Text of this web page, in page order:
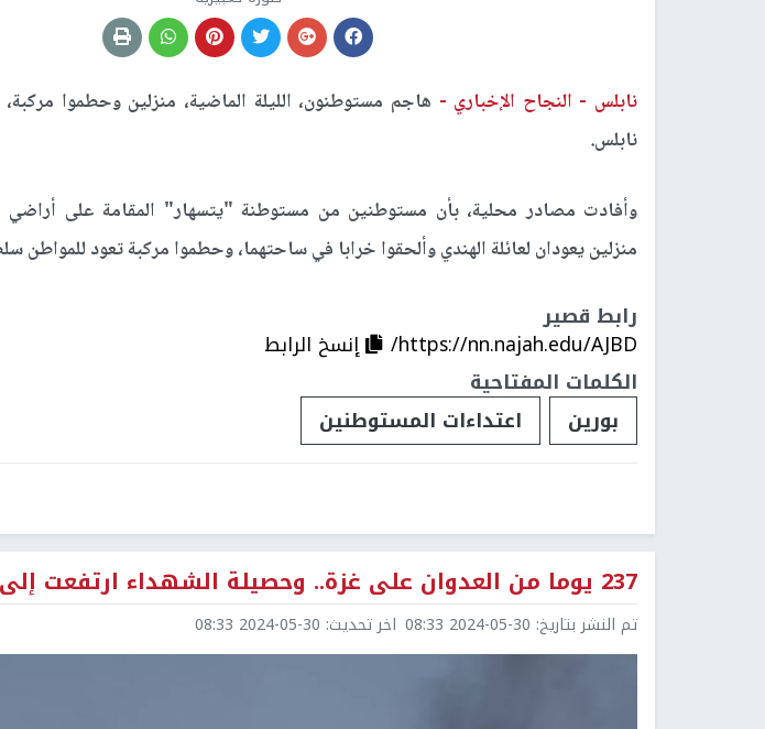
نابلس - النجاح الإخباري - هاجم مستوطنون، الليلة الماضية، منزلين وحطموا
نابلس.
وأفادت مصادر محلية، بأن مستوطنين من مستوطنة "يتسهار" المقامة على أراضي
منزلين يعودان لعائلة الهندي وألحقوا خرابا في ساحتهما، وحطموا مركبة تعود للمواطن
رابط قصير
https://nn.najah.edu/AJBD/
إنسخ الرابط
الكلمات المفتاحية
بورين
اعتداءات المستوطنين
237 يوما من العدوان على غزة.. وحصيلة الشهداء ارتفعت إلى 36161 شهيدا
تم النشر بتاريخ: 2024-05-30 08:33 اخر تحديث: 2024-05-30 08:33